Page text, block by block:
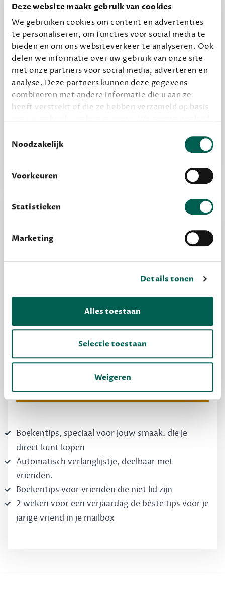
Deze website maakt gebruik van cookies
We gebruiken cookies om content en advertenties
te personaliseren, om functies voor social media te
bieden en om ons websiteverkeer te analyseren. Ook
delen we informatie over uw gebruik van onze site
met onze partners voor social media, adverteren en
analyse. Deze partners kunnen deze gegevens
combineren met andere informatie die u aan ze
heeft verstrekt of die ze hebben verzameld op basis
grondslag gebeurt, en er niet onnodig data van je
wordt verwerkt. Gevoelige persoonsgegevens delen
Noodzakelijk
Voorkeuren
Statistieken
Marketing
Details tonen
Alles toestaan
Selectie toestaan
Weigeren
halen.
12,50 per maand, incl. verzending
Geef cadeau
Alles van Dewey Free
Vooraf een tipje van de sluier, zodat je kunt
Dewey Free
Krijg boekentips, persoonlijk voor jou en je
vrienden. Krijg én geef betere cadeaus.
Schrijf nu gratis in
Boekentips, speciaal voor jouw smaak, die je
direct kunt kopen
Automatisch verlanglijstje, deelbaar met
vrienden.
Boekentips voor vrienden die niet lid zijn
2 weken voor een verjaardag de béste tips voor je
jarige vriend in je mailbox